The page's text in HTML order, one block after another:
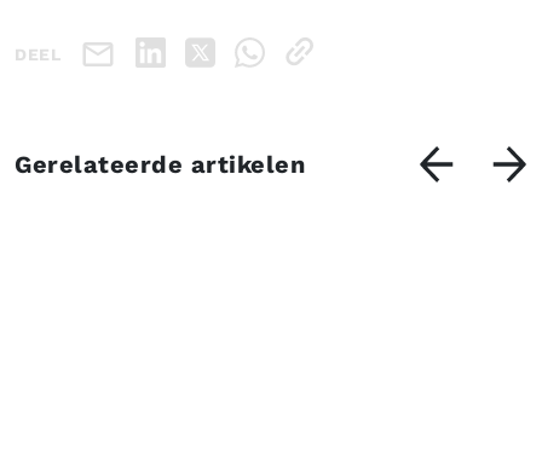
DEEL
Gerelateerde artikelen